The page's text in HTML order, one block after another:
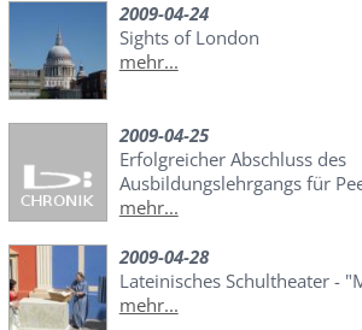
2009-04-24
Sights of London
mehr...
2009-04-25
Erfolgreicher Abschluss des
Ausbildungslehrgangs für
mehr...
2009-04-28
Lateinisches Schultheater -
mehr...